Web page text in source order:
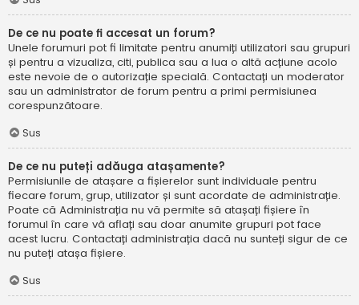
De ce nu poate fi accesat un forum?
Unele forumuri pot fi limitate pentru anumiți utilizatori sau grupuri
și pentru a vizualiza, citi, publica sau a lua o altă acțiune acolo
este nevoie de o autorizație specială. Contactați un moderator
sau un administrator de forum pentru a primi permisiunea
corespunzătoare.
Sus
De ce nu puteți adăuga atașamente?
Permisiunile de atașare a fișierelor sunt individuale pentru
fiecare forum, grup, utilizator și sunt acordate de administrație.
Poate că Administrația nu vă permite să atașați fișiere în
forumul în care vă aflați sau doar anumite grupuri pot face
acest lucru. Contactați administrația dacă nu sunteți sigur de ce
nu puteți atașa fișiere.
Sus